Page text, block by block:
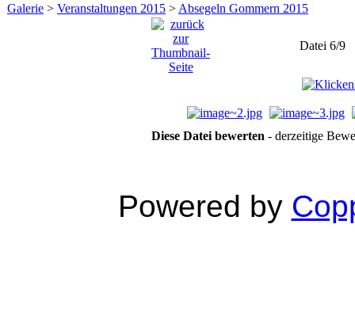
Galerie > Veranstaltungen 2015 > Absegeln Gommern 2015
Datei 6/9
Diese Datei bewerten - derzeitige
Powered by